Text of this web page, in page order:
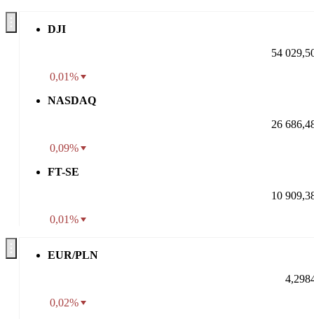
DJI
54
0,01%
NASDAQ
26
0,09%
FT-SE
10
0,01%
EUR/PLN
0,02%